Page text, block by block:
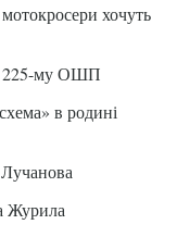
хочуть
225-му ОШП
в родині
Журила